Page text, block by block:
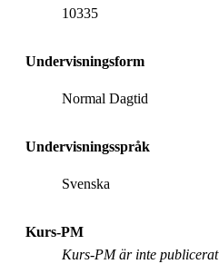
10335
Undervisningsform
Normal Dagtid
Undervisningsspråk
Svenska
Kurs-PM
Kurs-PM är inte publicerat